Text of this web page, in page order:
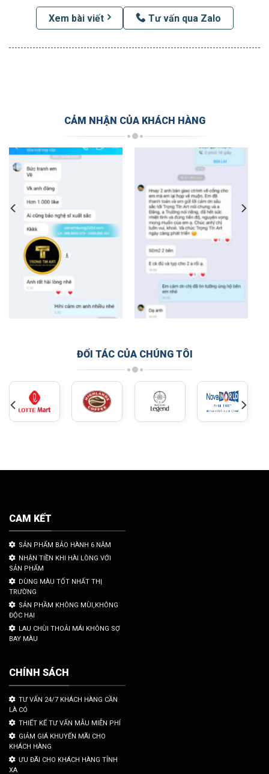
Xem bài viết Tư vấn qua Zalo
CẢM NHẬN CỦA KHÁCH HÀNG
ĐỐI TÁC CỦA CHÚNG TÔI
CAM KẾT
SẢN PHẨM BẢO HÀNH 6 NĂM
NHẬN TIỀN KHI HÀI LÒNG VỚI
SẢN PHẨM
DÙNG MÀU TỐT NHẤT THỊ
TRƯỜNG
SẢN PHẦM KHÔNG MÙI,KHÔNG
ĐỘC HẠI
LAU CHÙI THOẢI MÁI KHÔNG SỢ
BAY MÀU
CHÍNH SÁCH
TƯ VẤN 24/7 KHÁCH HÀNG CẦN
LÀ CÓ
THIẾT KẾ TƯ VẤN MẪU MIỄN PHÍ
GIẢM GIÁ KHUYẾN MÃI CHO
KHÁCH HÀNG
ƯU ĐÃI CHO KHÁCH HÀNG TỈNH
XA